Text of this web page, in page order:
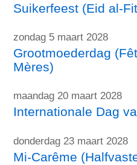
Suikerfeest (Eid al-
zondag 5 maart 2028
Grootmoederdag
Mères)
maandag 20 maart 2028
Internationale Dag
donderdag 23 maart 2028
Mi-Carême